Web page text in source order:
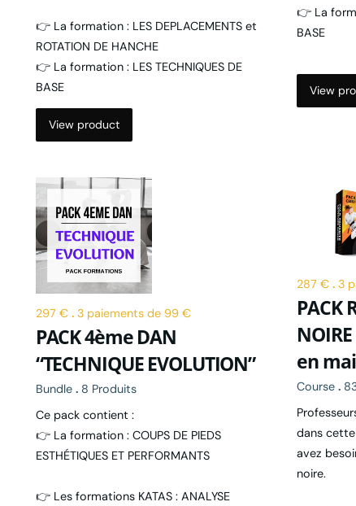
👉 La formation : LES DEPLACEMENTS et
ROTATION DE HANCHE
👉 La formation : LES TECHNIQUES DE
BASE
View product
👉 La
BASE
View
297 €.3 paiements de 99 €
PACK 4ème DAN
“TECHNIQUE EVOLUTION”
Bundle . 8 Produits
Ce pack contient :
👉 La formation : COUPS DE PIEDS
ESTHÉTIQUES ET PERFORMANTS
👉 Les formations KATAS : ANALYSE
287 €. 3
PACK
en
Course .
dans
avez
noire.